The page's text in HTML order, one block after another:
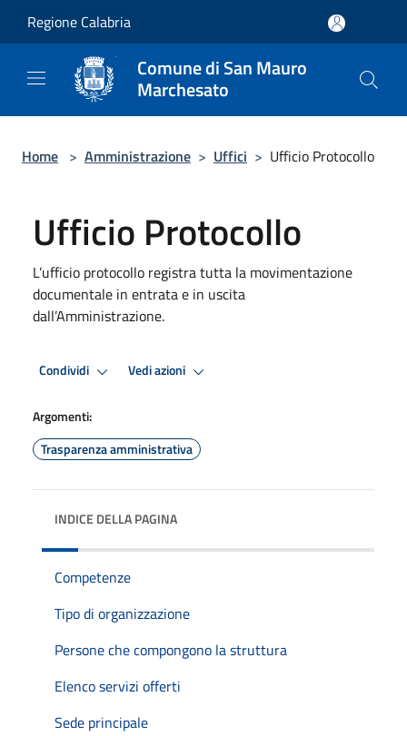
Regione Calabria
Comune di San Mauro
Marchesato
Home > Amministrazione > Uffici > Ufficio Protocollo
Ufficio Protocollo
L’ufficio protocollo registra tutta la movimentazione
documentale in entrata e in uscita
dall’Amministrazione.
Condividi Vedi azioni
Argomenti:
Trasparenza amministrativa
INDICE DELLA PAGINA
Competenze
Tipo di organizzazione
Persone che compongono la struttura
Elenco servizi offerti
Sede principale